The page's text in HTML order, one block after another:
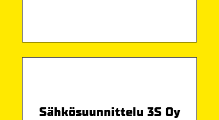
Sähkösuunnittelu 3S Oy